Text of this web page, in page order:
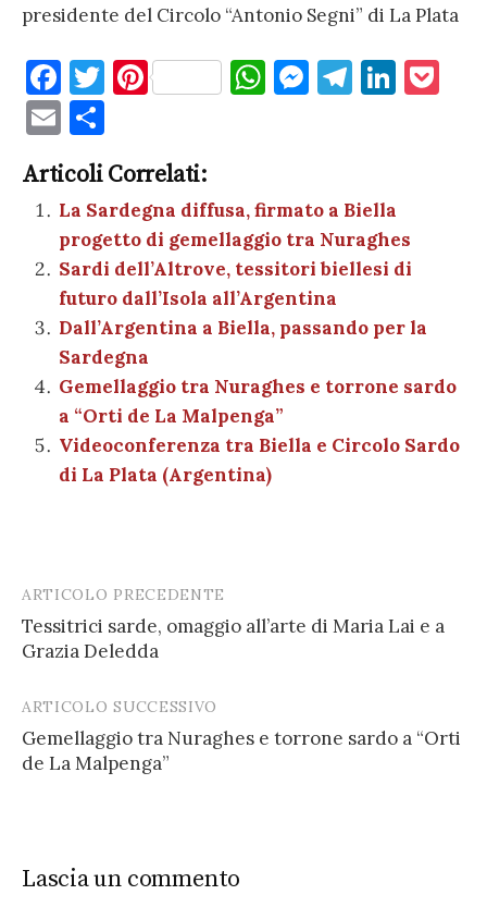
presidente del Circolo “Antonio Segni” di La Plata
F
a
c
e
b
o
o
k
T
te
r
Pi
es
t
W
A
p
p
M
g
er
T
a
m
Li
n
E
m
ai
l
n
di
vi
di
Articoli Correlati:
La Sardegna diffusa, firmato a Biella
progetto di gemellaggio tra Nuraghes
Sardi dell’Altrove, tessitori biellesi di
futuro dall’Isola all’Argentina
Dall’Argentina a Biella, passando per la
Sardegna
Gemellaggio tra Nuraghes e torrone sardo
a “Orti de La Malpenga”
Videoconferenza tra Biella e Circolo Sardo
di La Plata (Argentina)
Post
navigation
ARTICOLO PRECEDENTE
Tessitrici sarde, omaggio all’arte di Maria Lai e a
Grazia Deledda
ARTICOLO SUCCESSIVO
Gemellaggio tra Nuraghes e torrone sardo a “Orti
de La Malpenga”
Lascia un commento